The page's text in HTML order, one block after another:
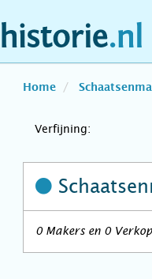
Home
Verfijning:
0 Makers en 0